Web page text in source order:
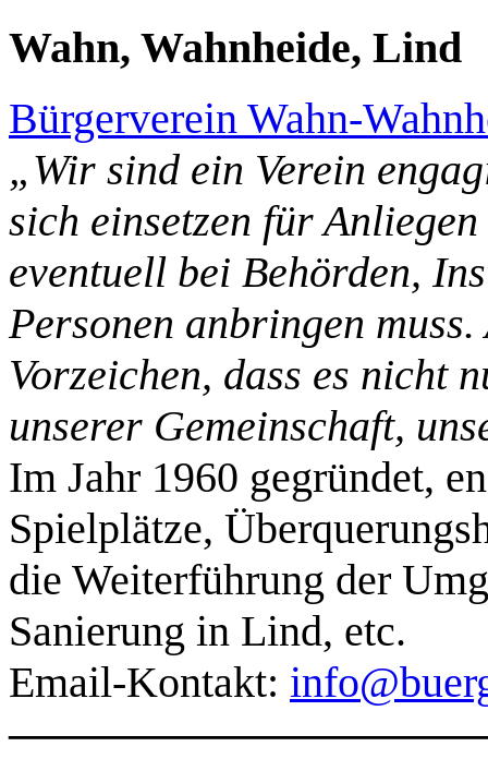
Wahn, Wahnheide, Lind
Bürgerverein Wahn-
„Wir sind ein Verein
sich einsetzen für
eventuell bei Behörden,
Personen anbringen
Vorzeichen, dass es nicht
unserer Gemeinschaft,
Im Jahr 1960 gegründet,
Spielplätze,
die Weiterführung der
Sanierung in Lind, etc.
Email-Kontakt: